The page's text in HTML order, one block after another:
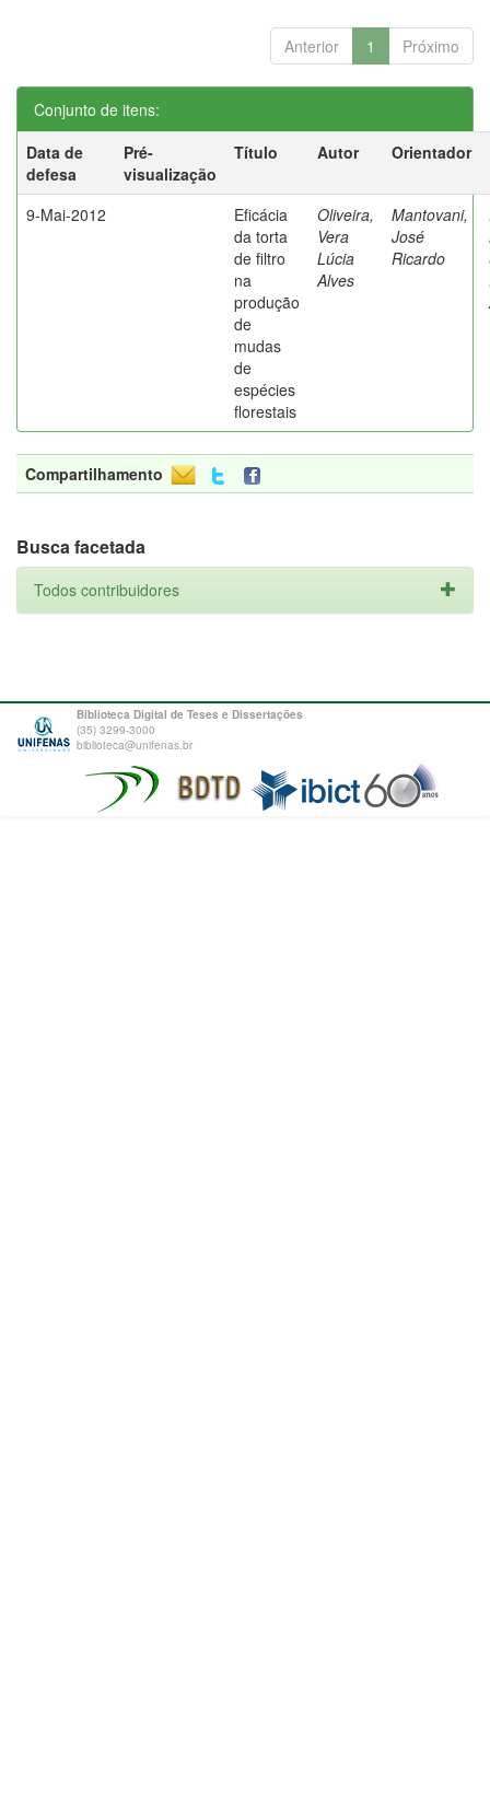
Anterior 1 Próximo
Conjunto de itens:
Data de
defesa
Pré-
visualização
Título Autor Orientador
9-Mai-2012
Eficácia
da torta
de filtro
na
produção
de
mudas
de
espécies
florestais
Oliveira,
Vera
Lúcia
Alves
Mantovani,
José
Ricardo
Compartilhamento
Busca facetada
Todos contribuidores
Biblioteca Digital de Teses e Dissertações
(35) 3299-3000
biblioteca@unifenas.br